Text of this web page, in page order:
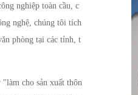
nghiệp toàn cầu, c
nghệ, chúng tôi tích
phòng tại các tỉnh, t
cho sản xuất thôn